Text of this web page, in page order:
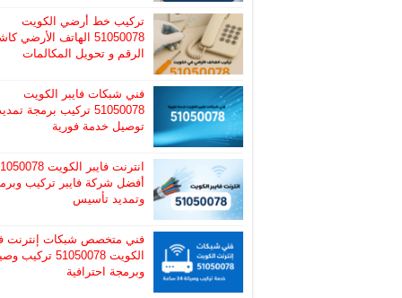
تركيب خط أرضي الكويت
51050078 الهاتف الأرضي
الرقم و تحويل المكالمات
فني شبكات فايبر الكويت
51050078 تركيب برمجة
توصيل خدمة فورية
انترنت فايبر الكويت
أفضل شركة فايبر تركيب
وتمديد تأسيس
فني متخصص شبكات إنترنت
الكويت 51050078 تركيب
وبرمجة احترافية